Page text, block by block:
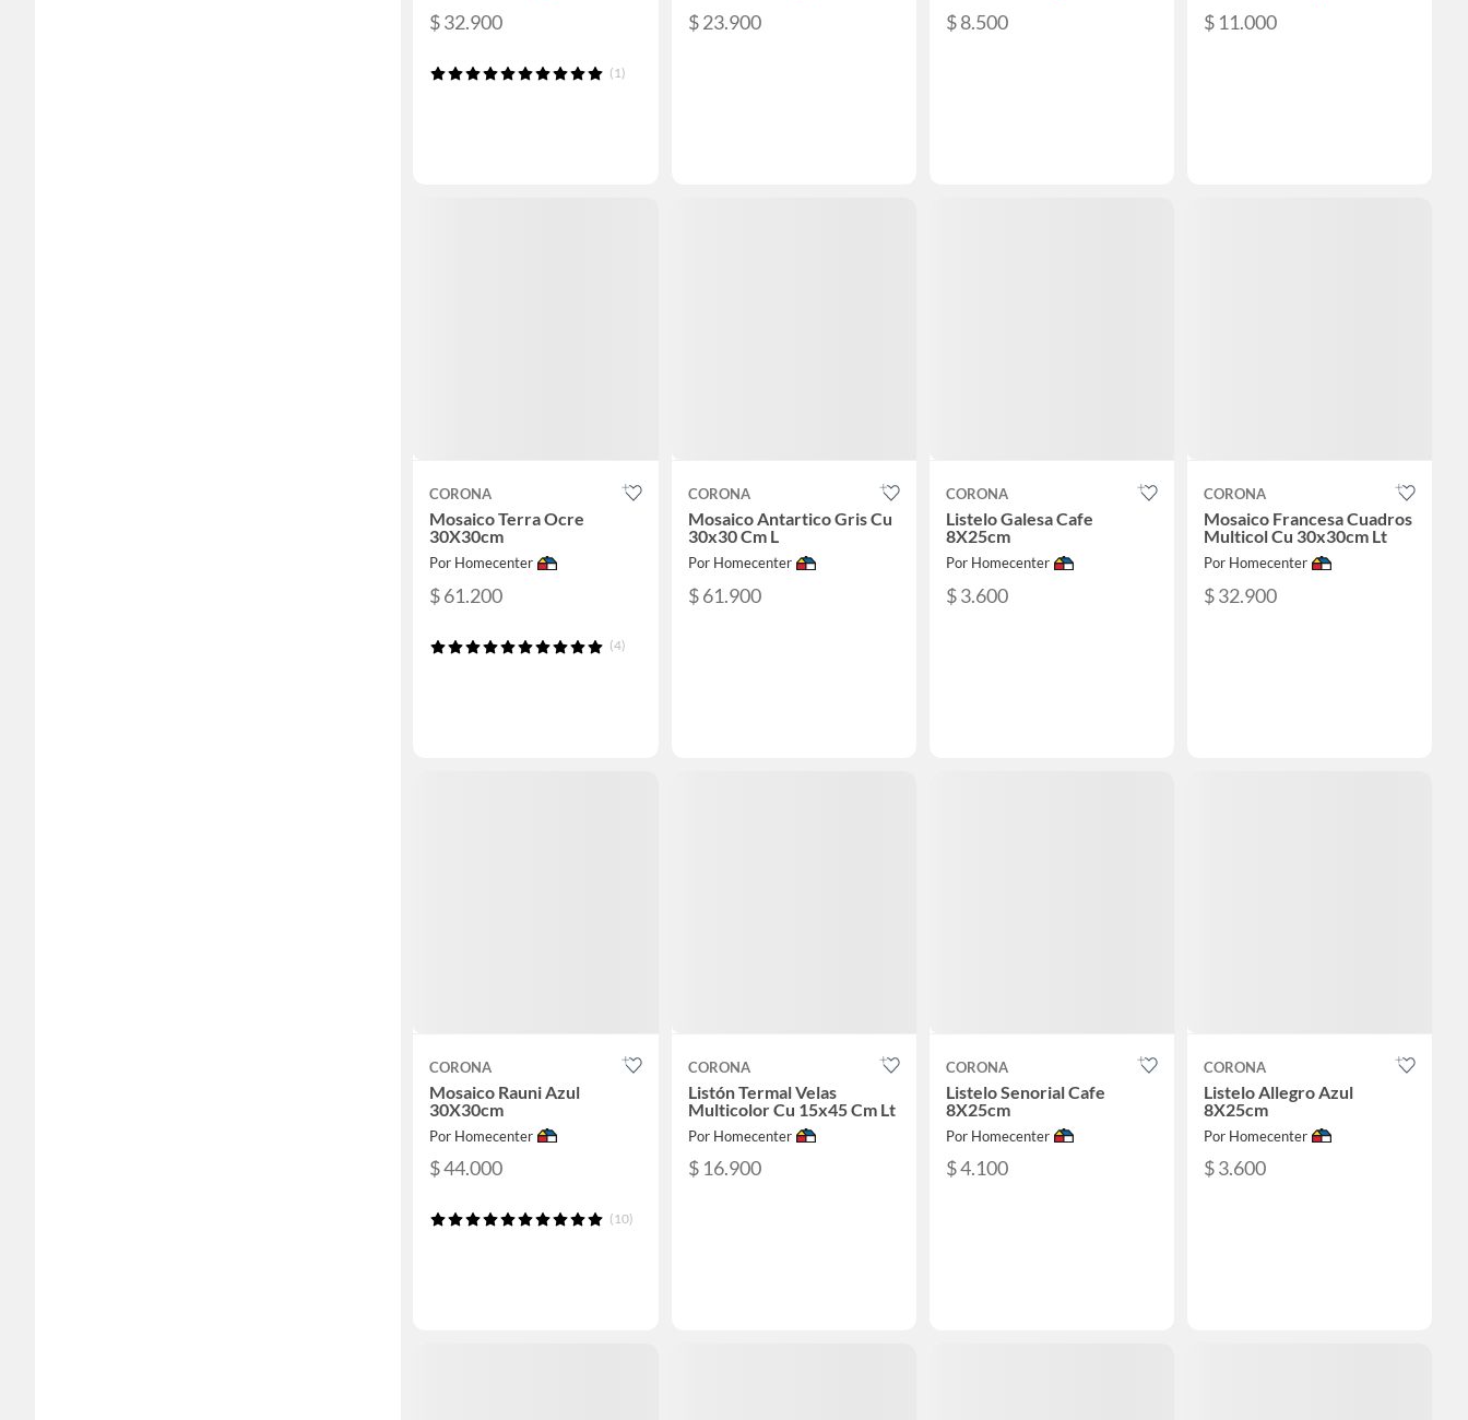
$ 32.900
(1)
$ 23.900 $ 8.500 $ 11.000
CORONA
Mosaico Terra Ocre
30X30cm
Por Homecenter
$ 61.200
(4)
CORONA
Mosaico Antartico Gris Cu
30x30 Cm L
Por Homecenter
$ 61.900
CORONA
Listelo Galesa Cafe
8X25cm
Por Homecenter
$ 3.600
CORONA
Mosaico Francesa Cuadros
Multicol Cu 30x30cm Lt
Por Homecenter
$ 32.900
CORONA
Mosaico Rauni Azul
30X30cm
Por Homecenter
$ 44.000
(10)
CORONA
Listón Termal Velas
Multicolor Cu 15x45 Cm Lt
Por Homecenter
$ 16.900
CORONA
Listelo Senorial Cafe
8X25cm
Por Homecenter
$ 4.100
CORONA
Listelo Allegro Azul
8X25cm
Por Homecenter
$ 3.600